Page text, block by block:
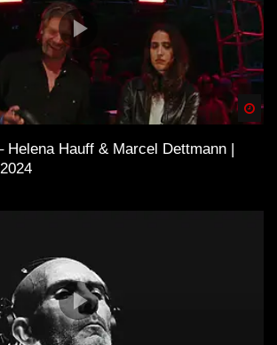
Helena Hauff & Marcel Dettmann |